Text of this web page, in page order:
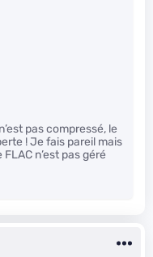
pas compressé, le
! Je fais pareil mais
n’est pas géré